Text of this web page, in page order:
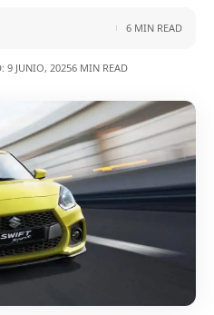
9 JUNIO, 20256 MIN READ
6 MIN READ